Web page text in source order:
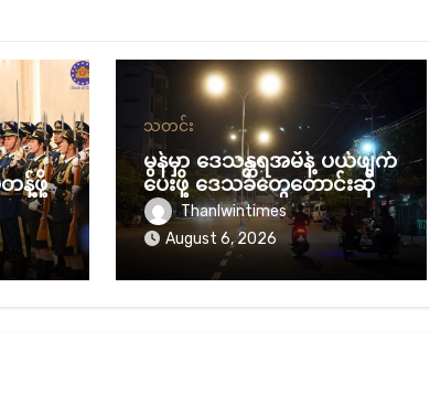
တန့်ဖို့
င်း
သတင်း
မွန်မှာ ဒေသန္တရအမိန့် ပယ်ဖျက်
ပေးဖို့ ဒေသခံတွေတောင်းဆို
Thanlwintimes
August 6, 2026